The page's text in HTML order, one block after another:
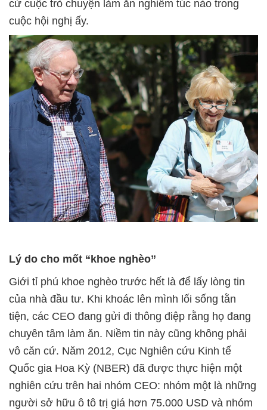
cứ cuộc trò chuyện làm ăn nghiêm túc nào trong
cuộc hội nghị ấy.
Lý do cho mốt “khoe nghèo”
Giới tỉ phú khoe nghèo trước hết là để lấy lòng tin
của nhà đầu tư. Khi khoác lên mình lối sống tằn
tiện, các CEO đang gửi đi thông điệp rằng họ đang
chuyên tâm làm ăn. Niềm tin này cũng không phải
vô căn cứ. Năm 2012, Cục Nghiên cứu Kinh tế
Quốc gia Hoa Kỳ (NBER) đã được thực hiện một
nghiên cứu trên hai nhóm CEO: nhóm một là những
người sở hữu ô tô trị giá hơn 75.000 USD và nhóm